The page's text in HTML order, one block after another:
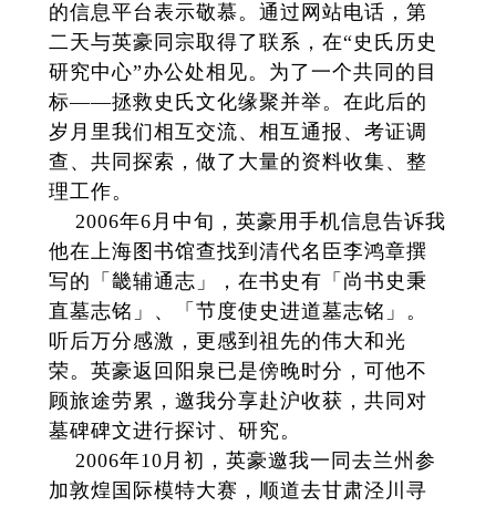
的信息平台表示敬慕。通过网站电话，第
二天与英豪同宗取得了联系，在“史氏历史
研究中心”办公处相见。为了一个共同的目
标——拯救史氏文化缘聚并举。在此后的
岁月里我们相互交流、相互通报、考证调
查、共同探索，做了大量的资料收集、整
理工作。
2006年6月中旬，英豪用手机信息告诉我
他在上海图书馆查找到清代名臣李鸿章撰
写的「畿辅通志」，在书史有「尚书史秉
直墓志铭」、「节度使史进道墓志铭」。
听后万分感激，更感到祖先的伟大和光
荣。英豪返回阳泉已是傍晚时分，可他不
顾旅途劳累，邀我分享赴沪收获，共同对
墓碑碑文进行探讨、研究。
2006年10月初，英豪邀我一同去兰州参
加敦煌国际模特大赛，顺道去甘肃泾川寻